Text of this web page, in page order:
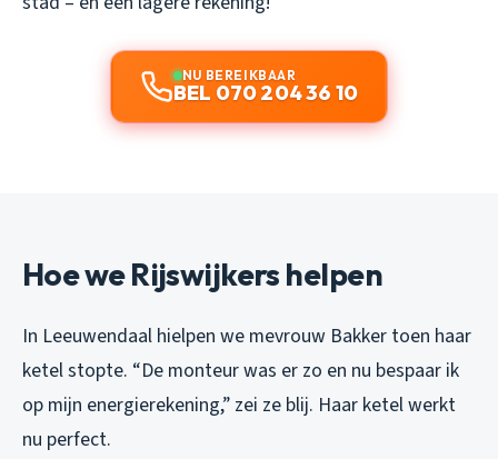
NU BEREIKBAAR
BEL 070 204 36 10
Hoe we Rijswijkers helpen
In Leeuwendaal hielpen we mevrouw Bakker toen haar
ketel stopte. “De monteur was er zo en nu bespaar ik
op mijn energierekening,” zei ze blij. Haar ketel werkt
nu perfect.